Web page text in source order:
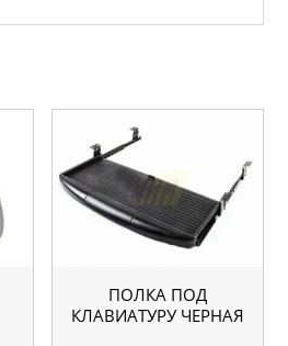
ПОЛКА ПОД
КЛАВИАТУРУ ЧЕРНАЯ